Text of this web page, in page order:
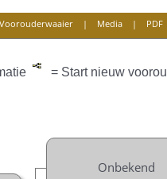
Voorouderwaaier| Media| PDF
= Start nieuw
Onbekend